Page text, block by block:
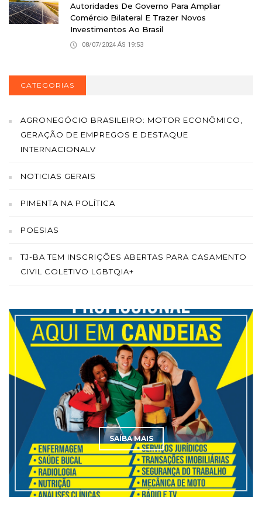
Autoridades De Governo Para Ampliar
Comércio Bilateral E Trazer Novos
Investimentos Ao Brasil
08/07/2024 ÁS 19:53
CATEGORIAS
AGRONEGÓCIO BRASILEIRO: MOTOR ECONÔMICO,
GERAÇÃO DE EMPREGOS E DESTAQUE
INTERNACIONALV
NOTICIAS GERAIS
PIMENTA NA POLÍTICA
POESIAS
TJ-BA TEM INSCRIÇÕES ABERTAS PARA CASAMENTO
CIVIL COLETIVO LGBTQIA+
SAÍBA MAIS